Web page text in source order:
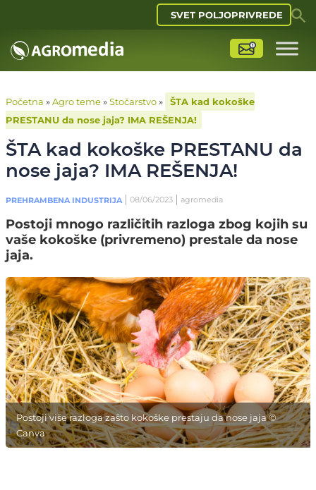
SVET POLJOPRIVREDE
Početna »Agro teme»Stočarstvo»
ŠTA kad kokoške
PRESTANU da nose jaja? IMA REŠENJA!
ŠTA kad kokoške PRESTANU da
nose jaja? IMA REŠENJA!
PREHRAMBENA INDUSTRIJA 08/06/2023 agromedia
Postoji mnogo različitih razloga zbog kojih su
vaše kokoške (privremeno) prestale da nose
jaja.
Postoji više razloga zašto kokoške prestaju da nose jaja ©
Canva